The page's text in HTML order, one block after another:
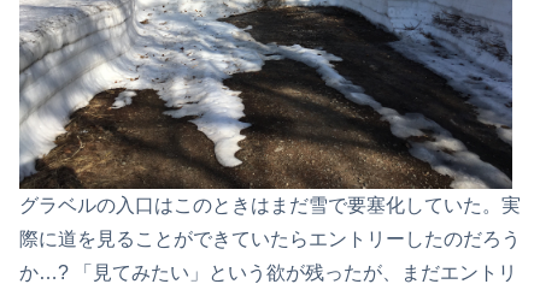
グラベルの入口はこのときはまだ雪で要塞化していた。実
際に道を見ることができていたらエントリーしたのだろう
か…? 「見てみたい」という欲が残ったが、まだエントリ